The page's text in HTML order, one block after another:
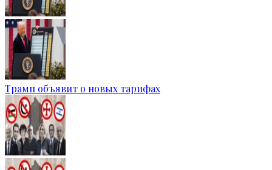
Трамп объявит о новых тарифах